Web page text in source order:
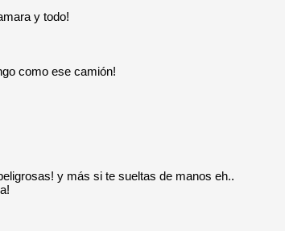
y todo!
como ese camión!
y más si te sueltas de manos eh..